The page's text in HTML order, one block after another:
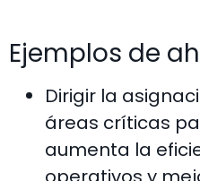
Ejemplos de
Dirigir la
áreas críticas
aumenta la